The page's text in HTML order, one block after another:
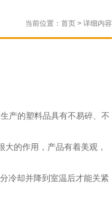
当前位置：首页 > 详细内容
产的塑料品具有不易碎、不
的作用，产品有着美观，
冷却并降到室温后才能关紧